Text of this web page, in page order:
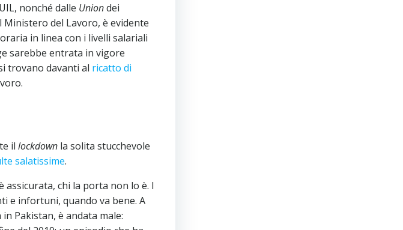
nonché dalle Uniondei
del Lavoro, è evidente
in linea con i livelli salariali
sarebbe entrata in vigore
trovano davanti al ricatto di
il lockdown la solita stucchevole
salatissime.
assicurata, chi la porta non lo è. I
e infortuni, quando va bene. A
Pakistan, è andata male: